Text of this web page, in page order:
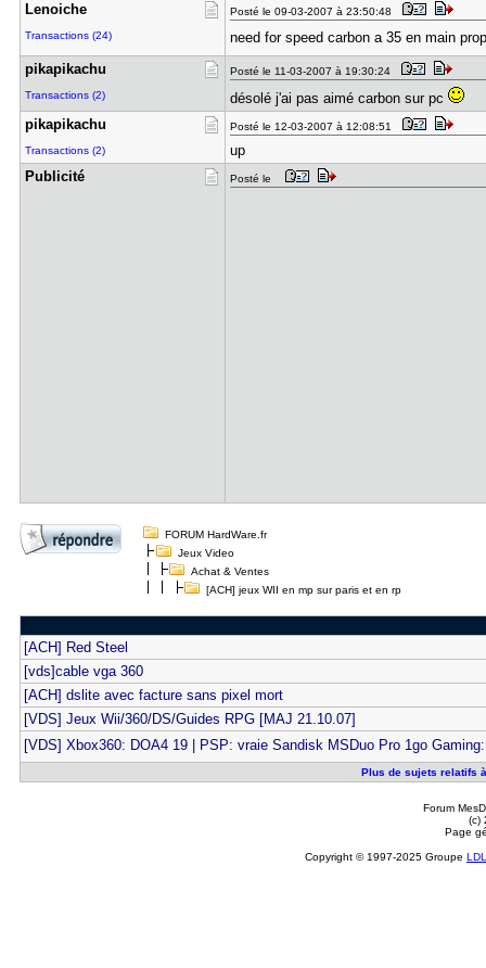
Lenoiche
Transactions (24)
Posté le 09-03-2007 à 23:50:48
need for speed carbon a 35 en main
pikapikach​u
Transactions (2)
Posté le 11-03-2007 à 19:30:24
désolé j'ai pas aimé carbon sur pc
pikapikach​u
Transactions (2)
Posté le 12-03-2007 à 12:08:51
up
Publicité
Posté le
FORUM HardWare.fr
Jeux Video
Achat & Ventes
[ACH] jeux WII en mp sur paris et en rp
[ACH] Red Steel
[vds]cable vga 360
[ACH] dslite avec facture sans pixel mort
[VDS] Jeux Wii/360/DS/Guides RPG [MAJ 21.10.07]
[VDS] Xbox360: DOA4 19 | PSP: vraie Sandisk MSDuo Pro 1go Gaming:
Plus de sujets relatifs
Forum
(c)
Page
Copyright © 1997-2025 Groupe